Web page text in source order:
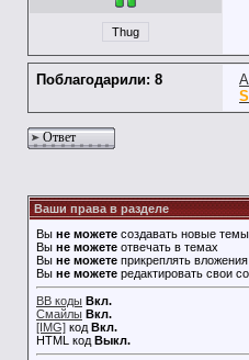
Thug
Поблагодарили: 8
Ответ
Ваши права в разделе
Вы не можете создавать новые темы
Вы не можете отвечать в темах
Вы не можете прикреплять вложения
Вы не можете редактировать свои
BB коды Вкл.
Смайлы Вкл.
[IMG] код Вкл.
HTML код Выкл.